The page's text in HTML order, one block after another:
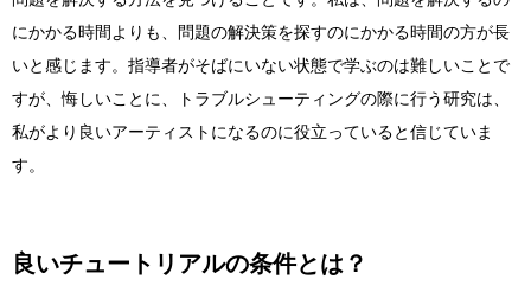
にかかる時間よりも、問題の解決策を探すのにかかる時間の方が長
いと感じます。指導者がそばにいない状態で学ぶのは難しいことで
すが、悔しいことに、トラブルシューティングの際に行う研究は、
私がより良いアーティストになるのに役立っていると信じていま
す。
良いチュートリアルの条件とは？